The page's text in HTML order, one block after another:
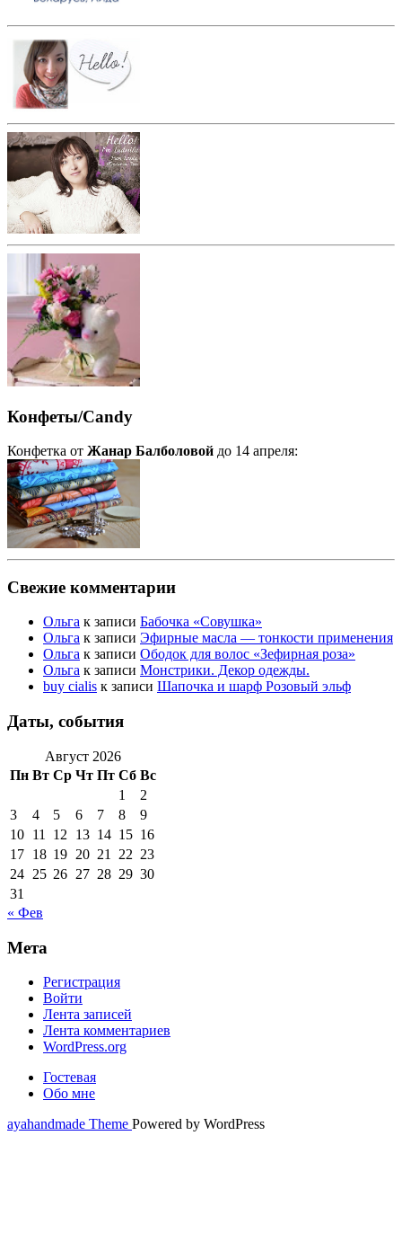
Конфеты/Candy
Конфетка от Жанар Балболовой до 14 апреля:
Свежие комментарии
Ольга к записи Бабочка «Совушка»
Ольга к записи Эфирные масла — тонкости применения
Ольга к записи Ободок для волос «Зефирная роза»
Ольга к записи Монстрики. Декор одежды.
buy cialis к записи Шапочка и шарф Розовый эльф
Даты, события
Август 2026
Пн Вт Ср Чт Пт Сб Вс
1
2
3
4 5 6 7 8
9
10 11 12 13 14 15 16
17 18 19 20 21 22 23
24 25 26 27 28 29 30
31
« Фев
Мета
Регистрация
Войти
Лента записей
Лента комментариев
WordPress.org
Гостевая
Обо мне
ayahandmade Theme Powered by WordPress